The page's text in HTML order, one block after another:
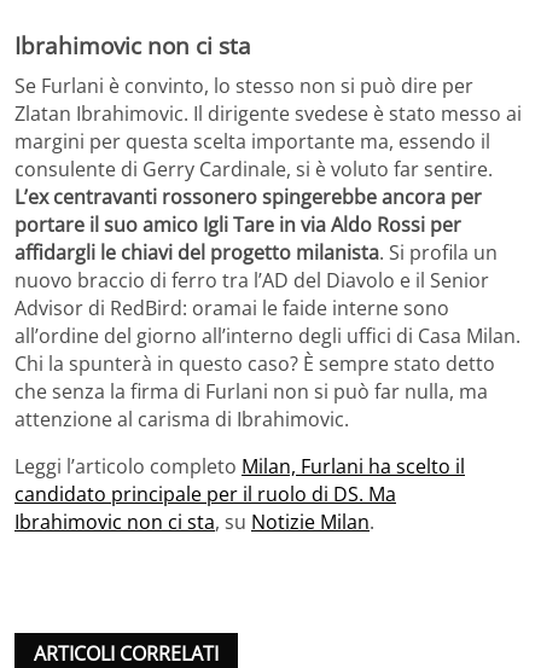
Ibrahimovic non ci sta
Se Furlani è convinto, lo stesso non si può dire per
Zlatan Ibrahimovic. Il dirigente svedese è stato messo ai
margini per questa scelta importante ma, essendo il
consulente di Gerry Cardinale, si è voluto far sentire.
L’ex centravanti rossonero spingerebbe ancora per
portare il suo amico Igli Tare in via Aldo Rossi per
affidargli le chiavi del progetto milanista. Si profila un
nuovo braccio di ferro tra l’AD del Diavolo e il Senior
Advisor di RedBird: oramai le faide interne sono
all’ordine del giorno all’interno degli uffici di Casa Milan.
Chi la spunterà in questo caso? È sempre stato detto
che senza la firma di Furlani non si può far nulla, ma
attenzione al carisma di Ibrahimovic.
Leggi l’articolo completo Milan, Furlani ha scelto il
candidato principale per il ruolo di DS. Ma
Ibrahimovic non ci sta, su Notizie Milan.
ARTICOLI CORRELATI